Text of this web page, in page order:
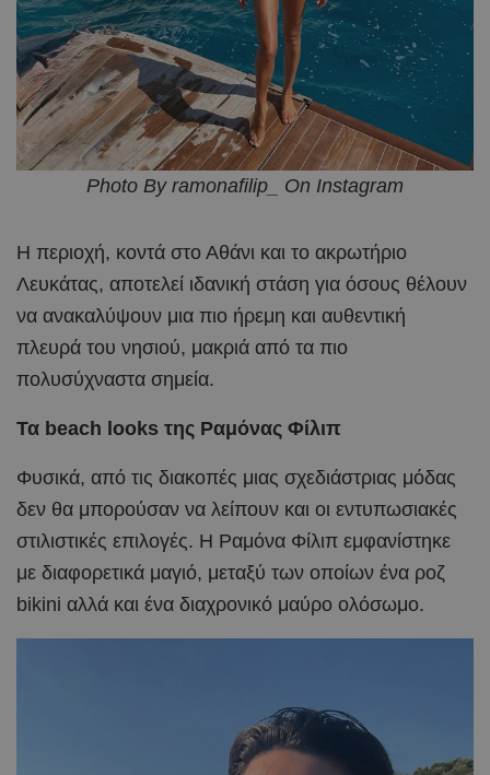
Photo By ramonafilip_ On Instagram
Η περιοχή, κοντά στο Αθάνι και το ακρωτήριο
Λευκάτας, αποτελεί ιδανική στάση για όσους θέλουν
να ανακαλύψουν μια πιο ήρεμη και αυθεντική
πλευρά του νησιού, μακριά από τα πιο
πολυσύχναστα σημεία.
Τα beach looks της Ραμόνας Φίλιπ
Φυσικά, από τις διακοπές μιας σχεδιάστριας μόδας
δεν θα μπορούσαν να λείπουν και οι εντυπωσιακές
στιλιστικές επιλογές. Η Ραμόνα Φίλιπ εμφανίστηκε
με διαφορετικά μαγιό, μεταξύ των οποίων ένα ροζ
bikini αλλά και ένα διαχρονικό μαύρο ολόσωμο.